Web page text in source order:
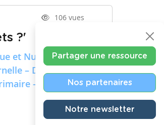
106 vues
?'
et Numérique)
– Deuxième
– Deuxième
Partager une ressource
Nos partenaires
Notre newsletter